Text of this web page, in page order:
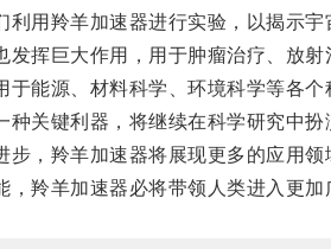
羚羊加速器进行实验，以揭示宇
巨大作用，用于肿瘤治疗、放射
源、材料科学、环境科学等各个
关键利器，将继续在科学研究中扮
羚羊加速器将展现更多的应用领
羚羊加速器必将带领人类进入更加